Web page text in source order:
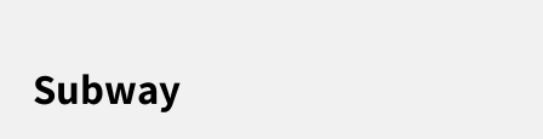
Subway